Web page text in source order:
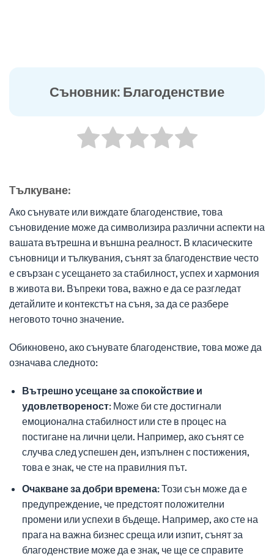
Съновник: Благоденствие
Tълкуване:
Ако сънувате или виждате благоденствие, това
съновидение може да символизира различни аспекти на
вашата вътрешна и външна реалност. В класическите
съновници и тълкувания, сънят за благоденствие често
е свързан с усещането за стабилност, успех и хармония
в живота ви. Въпреки това, важно е да се разгледат
детайлите и контекстът на съня, за да се разбере
неговото точно значение.
Обикновено, ако сънувате благоденствие, това може да
означава следното:
Вътрешно усещане за спокойствие и
удовлетвореност:Може би сте достигнали
емоционална стабилност или сте в процес на
постигане на лични цели. Например, ако сънят се
случва след успешен ден, изпълнен с постижения,
това е знак, че сте на правилния път.
Очакване за добри времена:Този сън може да е
предупреждение, че предстоят положителни
промени или успехи в бъдеще. Например, ако сте на
прага на важна бизнес среща или изпит, сънят за
благоденствие може да е знак, че ще се справите